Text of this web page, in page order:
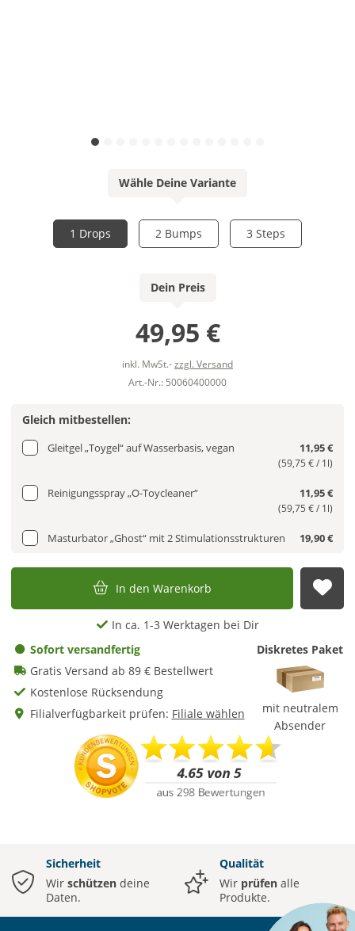
Wähle Deine Variante
1 Drops 2 Bumps 3 Steps
Dein Preis
49,95 €
inkl. MwSt.-zzgl. Versand
Art.-Nr.: 50060400000
Gleich mitbestellen:
Gleitgel „Toygel“ auf Wasserbasis, vegan 11,95 €
(59,75 € / 1l)
Reinigungsspray „O-Toycleaner“ 11,95 €
(59,75 € / 1l)
Masturbator „Ghost“ mit 2 Stimulationsstrukturen 19,90 €
In den Warenkorb
In ca. 1-3 Werktagen bei Dir
Sofort versandfertig
Gratis Versand ab 89 € Bestellwert
Kostenlose Rücksendung
Filialverfügbarkeit prüfen: Filiale wählen
Diskretes Paket
mit neutralem
Absender
Sicherheit
Wir schützen deine
Daten.
Qualität
Wir prüfen alle
Produkte.